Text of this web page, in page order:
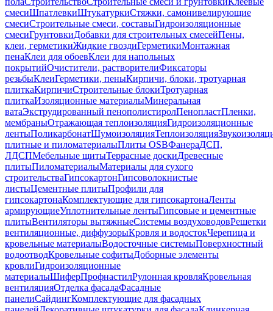
смесиШпатлевкиШтукатуркиСтяжки, самонивелирующие
смесиСтроительные смеси, составыГидроизоляционные
смесиГрунтовкиДобавки для строительных смесейПены,
клеи, герметикиЖидкие гвоздиГерметикиМонтажная
пенаКлеи для обоевКлеи для напольных
покрытийОчистители, растворителиФиксаторы
резьбыКлеиГерметики, пеныКирпичи, блоки, тротуарная
плиткаКирпичиСтроительные блокиТротуарная
плиткаИзоляционные материалыМинеральная
ватаЭкструдированный пенополистиролПенопластПленки,
мембраныОтражающая теплоизоляцияГидроизоляционные
лентыПоликарбонатШумоизоляцияТеплоизоляция
плитные и пиломатериалыПлиты OSBФанераДСП,
ЛДСПМебельные щитыТеррасные доскиДревесные
плитыПиломатериалыМатериалы для сухого
строительстваГипсокартонГипсоволокнистые
листыЦементные плитыПрофили для
гипсокартонаКомплектующие для гипсокартонаЛенты
армирующиеУплотнительные лентыГипсовые и цементные
плитыВентиляторы вытяжныеСистемы воздуховодовРешетки
вентиляционные, диффузорыКровля и водостокЧерепица и
кровельные материалыВодосточные системыПоверхностный
водоотводКровельные софитыДоборные элементы
кровлиГидроизоляционные
материалыШиферПрофнастилРулонная кровляКровельная
вентиляцияОтделка фасадаФасадные
панелиСайдингКомплектующие для фасадных